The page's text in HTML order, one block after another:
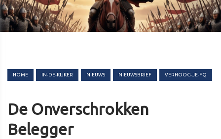
HOME IN-DE-KIJKER NIEUWS NIEUWSBRIEF VERHOOG-JE-FQ
De Onverschrokken
Belegger